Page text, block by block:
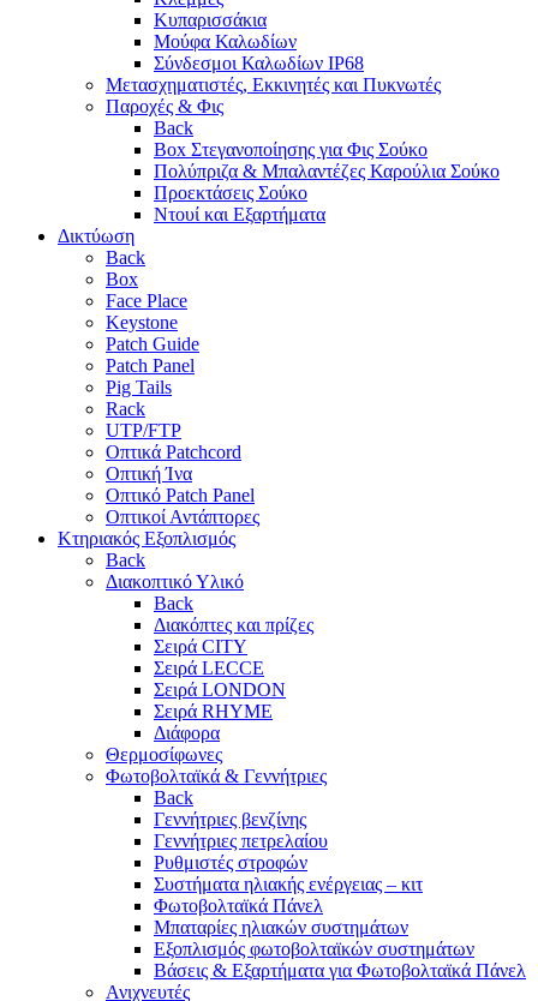
Κυπαρισσάκια
Μούφα Καλωδίων
Σύνδεσμοι Καλωδίων IP68
Μετασχηματιστές, Εκκινητές και Πυκνωτές
Παροχές & Φις
Back
Box Στεγανοποίησης για Φις Σούκο
Πολύπριζα & Μπαλαντέζες Καρούλια Σούκο
Προεκτάσεις Σούκο
Ντουί και Εξαρτήματα
Δικτύωση
Back
Box
Face Place
Keystone
Patch Guide
Patch Panel
Pig Tails
Rack
UTP/FTP
Οπτικά Patchcord
Οπτική Ίνα
Οπτικό Patch Panel
Οπτικοί Αντάπτορες
Κτηριακός Εξοπλισμός
Back
Διακοπτικό Υλικό
Back
Διακόπτες και πρίζες
Σειρά CITY
Σειρά LECCE
Σειρά LONDON
Σειρά RHYME
Διάφορα
Θερμοσίφωνες
Φωτοβολταϊκά & Γεννήτριες
Back
Γεννήτριες βενζίνης
Γεννήτριες πετρελαίου
Ρυθμιστές στροφών
Συστήματα ηλιακής ενέργειας – κιτ
Φωτοβολταϊκά Πάνελ
Μπαταρίες ηλιακών συστημάτων
Εξοπλισμός φωτοβολταϊκών συστημάτων
Βάσεις & Εξαρτήματα για Φωτοβολταϊκά Πάνελ
Ανιχνευτές